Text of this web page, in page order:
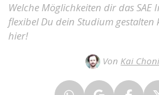
Welche Möglichkeiten dir das
flexibel Du dein Studium
hier!
Von Kai